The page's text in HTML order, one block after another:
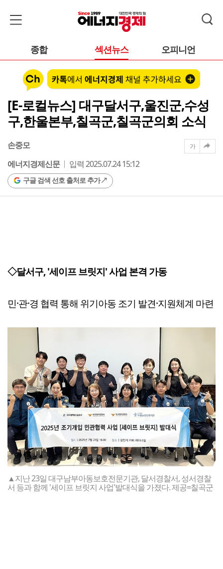
종합 섹션뉴스 오피니언
[E-로컬뉴스] 대구달서구,울진군,수성
구,한울본부,칠곡군,칠곡군의회 소식
손중모
에너지경제신문
입력 2025.07.24 15:12
구글 검색 선호 출처로 추가
가
◇달서구, '세이프 브릿지' 사업 본격 가동
민·관·경 협력 통해 위기아동 조기 발견·지원체계 마련
▲지난 23일 대구남부아동보호전문기관, 달서경찰서, 성서경찰
서 등과 함께 '세이프 브릿지 사업'발대식을 가졌다. 제공=칠곡군